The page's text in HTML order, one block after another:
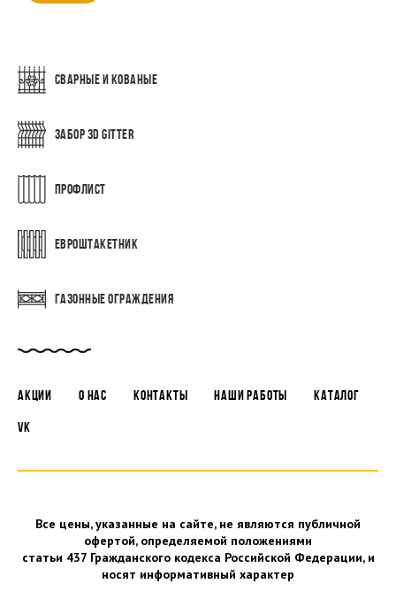
СВАРНЫЕ И КОВАНЫЕ
ЗАБОР 3D GITTER
ПРОФЛИСТ
ЕВРОШТАКЕТНИК
ГАЗОННЫЕ ОГРАЖДЕНИЯ
АКЦИИ О НАС КОНТАКТЫ НАШИ РАБОТЫ КАТАЛОГ
VK
Все цены, указанные на сайте, не являются публичной
офертой, определяемой положениями
статьи 437 Гражданского кодекса Российской Федерации, и
носят информативный характер